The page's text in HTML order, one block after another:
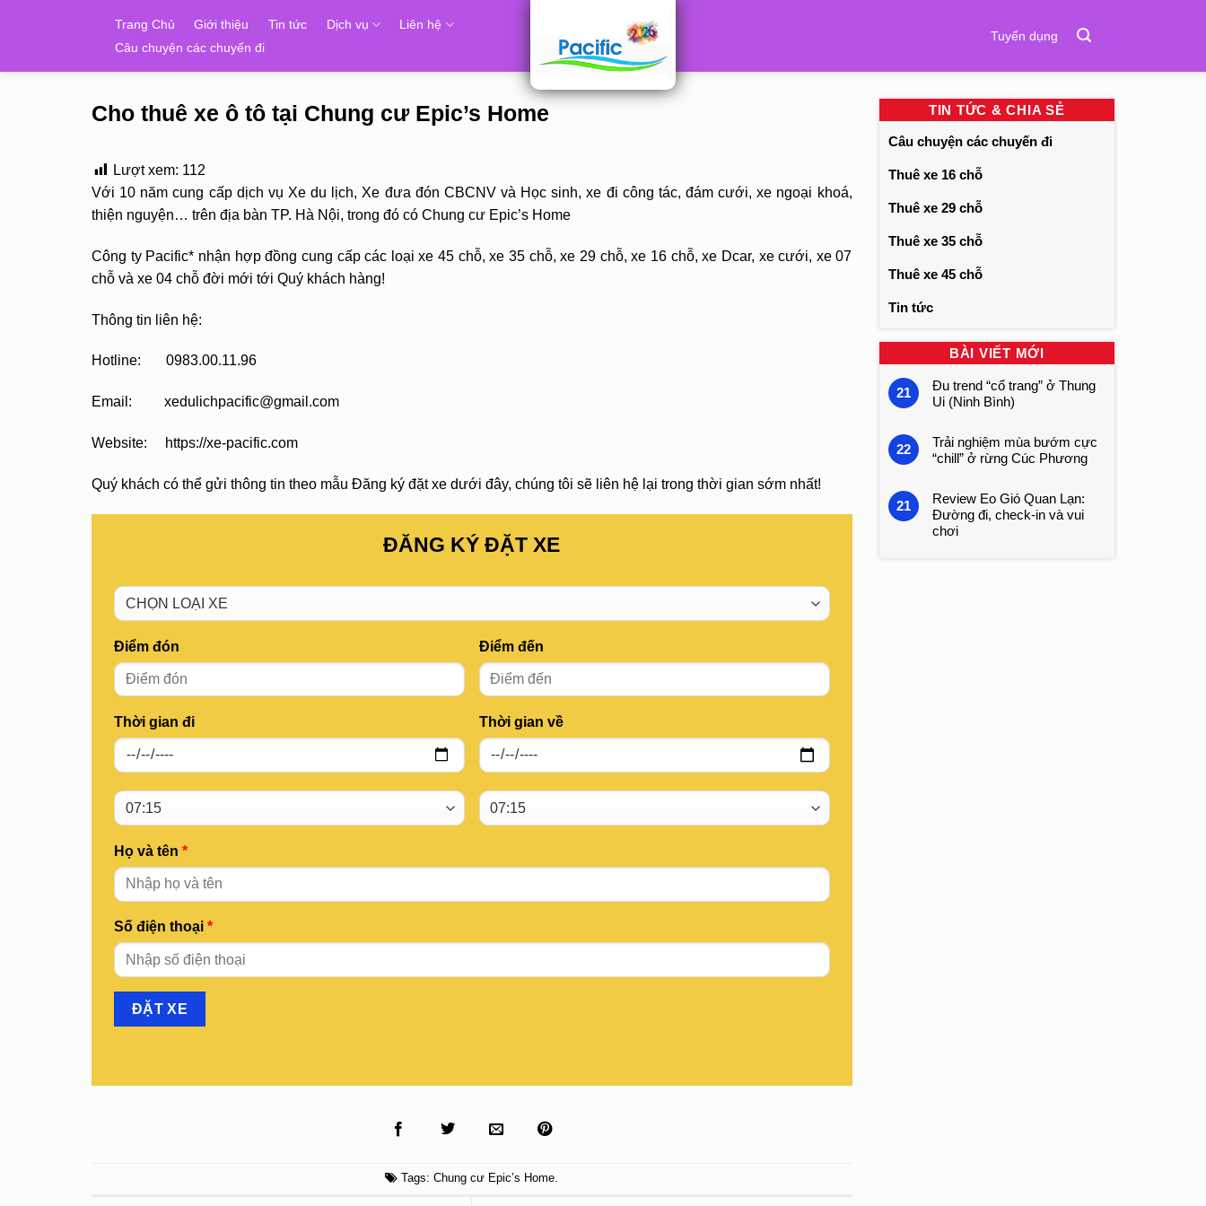
Trang Chủ Giới thiệu Tin tức Dịch vụ
Liên hệ
Câu chuyện các chuyến đi
Tuyển dụng
Cho thuê xe ô tô tại Chung cư Epic’s Home
Lượt xem: 112
Với 10 năm cung cấp dịch vụ Xe du lịch, Xe đưa đón CBCNV và Học sinh, xe đi công tác, đám cưới, xe ngoại khoá,
thiện nguyện… trên địa bàn TP. Hà Nội, trong đó có Chung cư Epic’s Home
Công ty Pacific* nhận hợp đồng cung cấp các loại xe 45 chỗ, xe 35 chỗ, xe 29 chỗ, xe 16 chỗ, xe Dcar, xe cưới, xe 07
chỗ và xe 04 chỗ đời mới tới Quý khách hàng!
Thông tin liên hệ:
Hotline: 0983.00.11.96
Email: xedulichpacific@gmail.com
Website: https://xe-pacific.com
Quý khách có thể gửi thông tin theo mẫu Đăng ký đặt xe dưới đây, chúng tôi sẽ liên hệ lại trong thời gian sớm nhất!
ĐĂNG KÝ ĐẶT XE
Điểm đón
Thời gian đi
Điểm đến
Thời gian về
Họ và tên *
Số điện thoại *
Tags:Chung cư Epic’s Home.
TIN TỨC & CHIA SẺ
Câu chuyện các chuyến đi
Thuê xe 16 chỗ
Thuê xe 29 chỗ
Thuê xe 35 chỗ
Thuê xe 45 chỗ
Tin tức
BÀI VIẾT MỚI
21
Đu trend “cổ trang” ở Thung
Ui (Ninh Bình)
22
Trải nghiệm mùa bướm cực
“chill” ở rừng Cúc Phương
21
Review Eo Gió Quan Lạn:
Đường đi, check-in và vui
chơi